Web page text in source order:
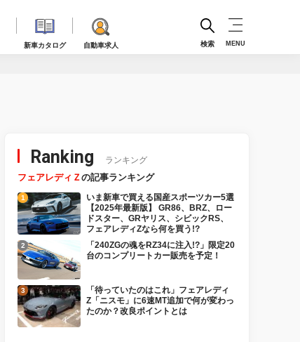
新車カタログ 自動車求人 検索 MENU
Ranking ランキング
フェアレディＺの記事ランキング
いま新車で買える国産スポーツカー5選
【2025年最新版】 GR86、BRZ、ロー
ドスター、GRヤリス、シビックRS、
フェアレディZなら何を買う!?
「240ZGの魂をRZ34に注入!?」限定20
台のコンプリートカー販売を予定！
「待っていたのはこれ」フェアレディ
Z「ニスモ」に6速MT追加で何が変わっ
たのか？改良ポイントとは